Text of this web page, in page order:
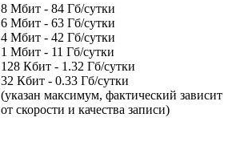
8 Мбит - 84 Гб/сутки
6 Мбит - 63 Гб/сутки
4 Мбит - 42 Гб/сутки
1 Мбит - 11 Гб/сутки
128 Кбит - 1.32 Гб/сутки
32 Кбит - 0.33 Гб/сутки
(указан максимум, фактический зависит
от скорости и качества записи)